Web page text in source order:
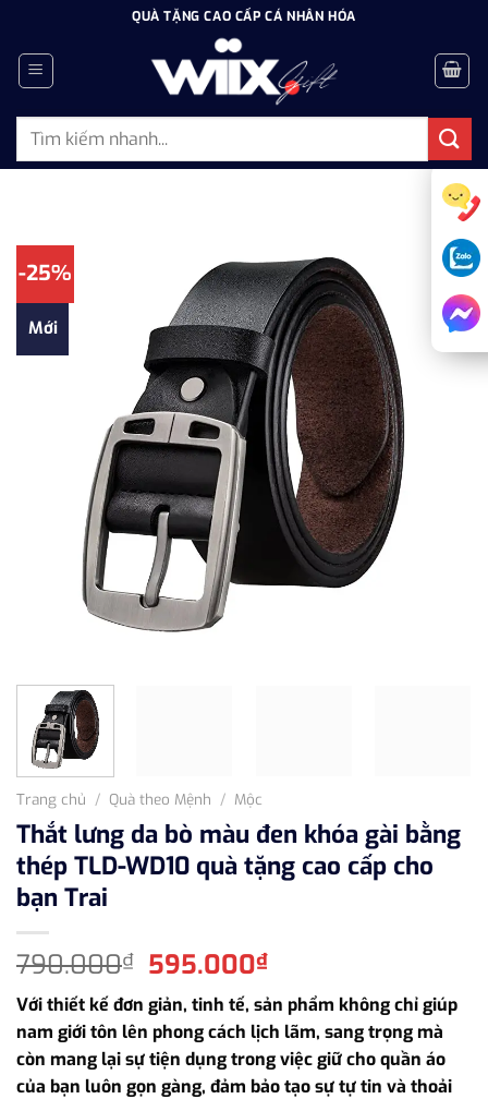
dung
QUÀ TẶNG CAO CẤP CÁ NHÂN HÓA
Tìm
-25%
Mới
Trang chủ / Quà theo Mệnh / Mộc
Thắt lưng da bò màu đen khóa gài bằng
thép TLD-WD10 quà tặng cao cấp cho
bạn Trai
790.000₫ Giá
gốc
là:
790.000₫.
595.000₫Giá
hiện
tại
là:
595.000₫.
Với thiết kế đơn giản, tinh tế, sản phẩm không chỉ giúp
nam giới tôn lên phong cách lịch lãm, sang trọng mà
còn mang lại sự tiện dụng trong việc giữ cho quần áo
của bạn luôn gọn gàng, đảm bảo tạo sự tự tin và thoải